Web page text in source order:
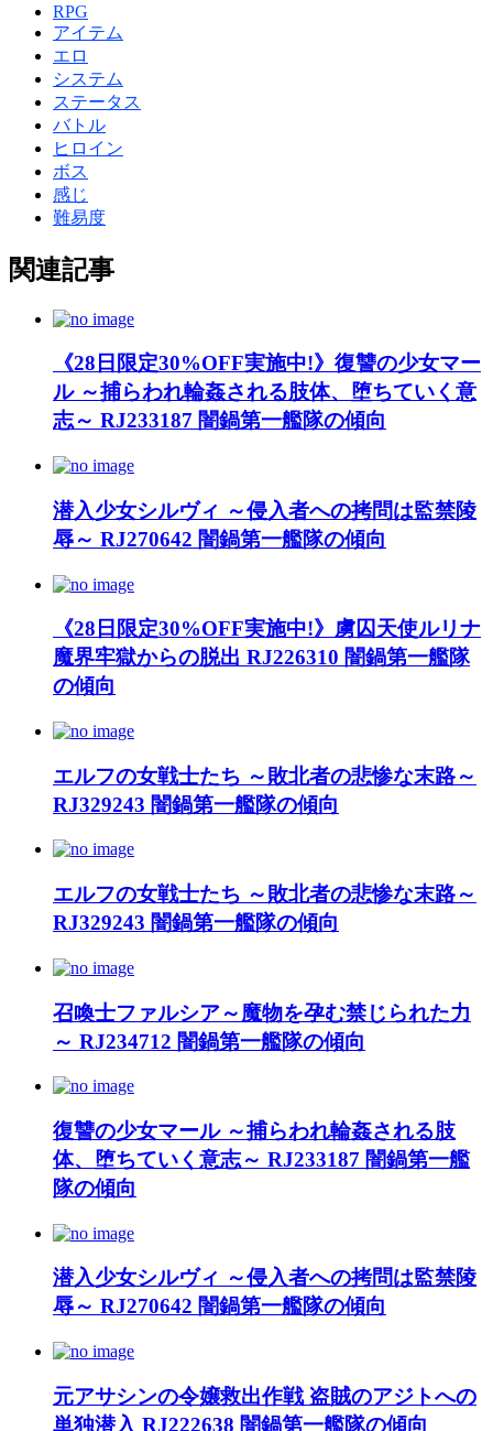
RPG
アイテム
エロ
システム
ステータス
バトル
ヒロイン
ボス
感じ
難易度
関連記事
《28日限定30%OFF実施中!》復讐の少女マー
ル ～捕らわれ輪姦される肢体、堕ちていく意
志～ RJ233187 闇鍋第一艦隊の傾向
潜入少女シルヴィ ～侵入者への拷問は監禁陵
辱～ RJ270642 闇鍋第一艦隊の傾向
《28日限定30%OFF実施中!》虜囚天使ルリナ
魔界牢獄からの脱出 RJ226310 闇鍋第一艦隊
の傾向
エルフの女戦士たち ～敗北者の悲惨な末路～
RJ329243 闇鍋第一艦隊の傾向
エルフの女戦士たち ～敗北者の悲惨な末路～
RJ329243 闇鍋第一艦隊の傾向
召喚士ファルシア～魔物を孕む禁じられた力
～ RJ234712 闇鍋第一艦隊の傾向
復讐の少女マール ～捕らわれ輪姦される肢
体、堕ちていく意志～ RJ233187 闇鍋第一艦
隊の傾向
潜入少女シルヴィ ～侵入者への拷問は監禁陵
辱～ RJ270642 闇鍋第一艦隊の傾向
元アサシンの令嬢救出作戦 盗賊のアジトへの
単独潜入 RJ222638 闇鍋第一艦隊の傾向